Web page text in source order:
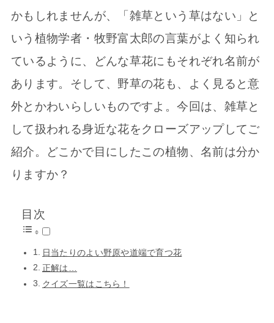
かもしれませんが、「雑草という草はない」と
いう植物学者・牧野富太郎の言葉がよく知られ
ているように、どんな草花にもそれぞれ名前が
あります。そして、野草の花も、よく見ると意
外とかわいらしいものですよ。今回は、雑草と
して扱われる身近な花をクローズアップしてご
紹介。どこかで目にしたこの植物、名前は分か
りますか？
目次
日当たりのよい野原や道端で育つ花
正解は…
クイズ一覧はこちら！